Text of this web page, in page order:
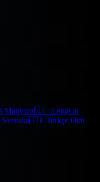
Magyarul🇮🇹Leggi in
Svenska🇹🇷Türkçe Oku